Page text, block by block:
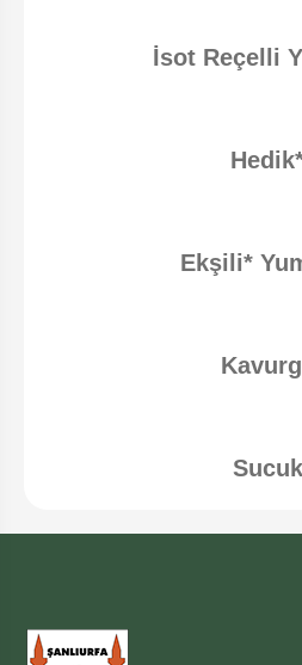
İsot Reçelli
Ekşili*
Sucuk